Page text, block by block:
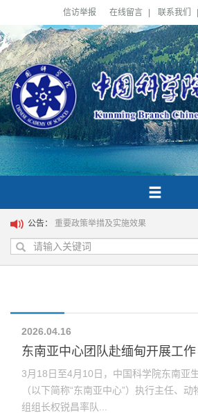
信访举报 在线留言 联系我们
公告： 重要政策举措及实施效果
2026.04.16
东南亚中心团队赴缅甸开展工作
3月18日至4月10日，中国科学院东南亚
（以下简称“东南亚中心”）执行主任、
组组长权锐昌率队...